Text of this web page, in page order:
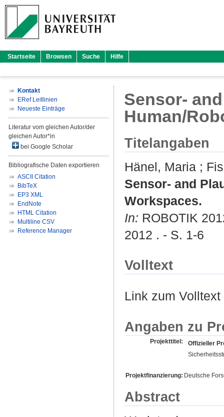
Startseite Browsen Suche Hilfe
Kontakt
ERef Leitlinien
Neueste Einträge
Literatur vom gleichen Autor/der
gleichen Autor*in
bei Google Scholar
Bibliografische Daten exportieren
ASCII Citation
BibTeX
EP3 XML
EndNote
HTML Citation
Multiline CSV
Reference Manager
Sensor-
Human/
Titelangaben
Hänel, Maria ;
Sensor- and
Workspaces.
In: ROBOTIK
2012 . - S. 1-6
Volltext
Link zum
Angaben zu
Projekttitel:
Offizieller
Projektfinanzierung: Deutsche
Abstract